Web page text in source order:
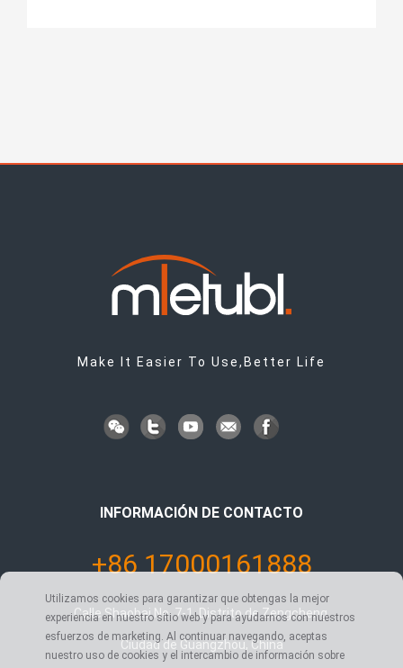
Make It Easier To Use,Better Life
INFORMACIÓN DE CONTACTO
+86 17000161888
Calle Shaobai No. 7-1, Distrito de Zengcheng,
Ciudad de Guangzhou, China
Utilizamos cookies para garantizar que obtengas la mejor
experiencia en nuestro sitio web y para ayudarnos con nuestros
esfuerzos de marketing. Al continuar navegando, aceptas
nuestro uso de cookies y el intercambio de información sobre